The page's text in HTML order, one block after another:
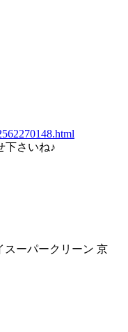
下さいね♪
ーパークリーン 京